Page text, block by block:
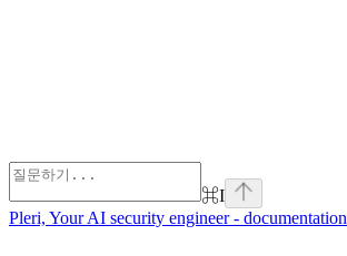
⌘I
Pleri, Your AI security engineer - documentation